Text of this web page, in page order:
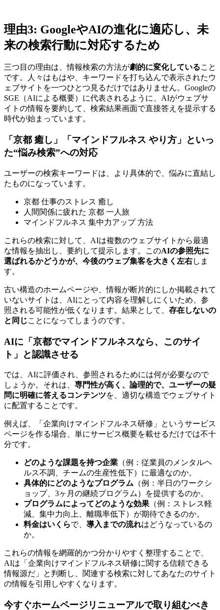
理由3: GoogleやAIの進化に適応し、未
来の検索行動に対応するため
三つ目の理由は、情報検索の方法が劇的に変化していること
です。人々はもはや、キーワードを打ち込んで表示されたウ
ェブサイトを一つひとつ見るだけではありません。Googleの
SGE（AIによる概要）に代表されるように、AIがウェブサ
イトの情報を要約して、検索結果画面で直接答えを提示する
時代が始まっています。
「京都 癒し」「マインドフルネス やり方」といっ
た“悩み検索”への対応
ユーザーの検索キーワードは、より具体的で、悩みに直結し
たものになっています。
京都 仕事のストレス 癒し
人間関係に疲れた 京都 一人旅
マインドフルネス 集中力アップ 方法
これらの検索に対して、AIは複数のウェブサイトから最適
な情報を抽出し、要約して提示します。このAIの参照先に
選ばれるかどうかが、今後のウェブ集客を大きく左右しま
す。
古い構造のホームページや、情報が断片的にしか掲載されて
いないサイトは、AIにとって内容を理解しにくいため、参
照される可能性が低くなります。結果として、 存在しないの
と同じことになってしまうのです。
AIに「京都でマインドフルネスなら、このサイ
ト」と認識させる
では、AIに評価され、参照されるためには何が必要なので
しょうか。それは、 専門性が高く、論理的で、ユーザーの疑
問に明確に答えるコンテンツを、適切な構造でウェブサイト
に配置することです。
例えば、「企業向けマインドフルネス研修」というサービス
ページを作る場合、単にサービス概要を載せるだけでは不十
分です。
どのような課題を持つ企業 （例：従業員のメンタルヘ
ルス不調、チームの生産性低下）に最適なのか。
具体的にどのようなプログラム （例：半日のワークシ
ョップ、3ヶ月の継続プログラム）を提供するのか。
プログラムによってどのような効果 （例：ストレス軽
減、集中力向上、離職率低下）が期待できるのか。
料金はいくらで、 導入までの流れはどうなっているの
か。
これらの情報を網羅的かつ分かりやすく整理することで、
AIは「企業向けマインドフルネス研修に関する信頼できる
情報源だ」と判断し、関連する検索に対してあなたのサイト
の情報を引用しやすくなります。
今すぐホームページリニューアルで取り組むべき